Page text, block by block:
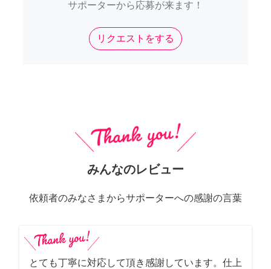
サポーターから応募が来ます！
リクエストをする
みんなのレビュー
依頼者のみなさまからサポーターへの感謝の言葉
とても丁寧に対応して頂き感謝しています。仕上